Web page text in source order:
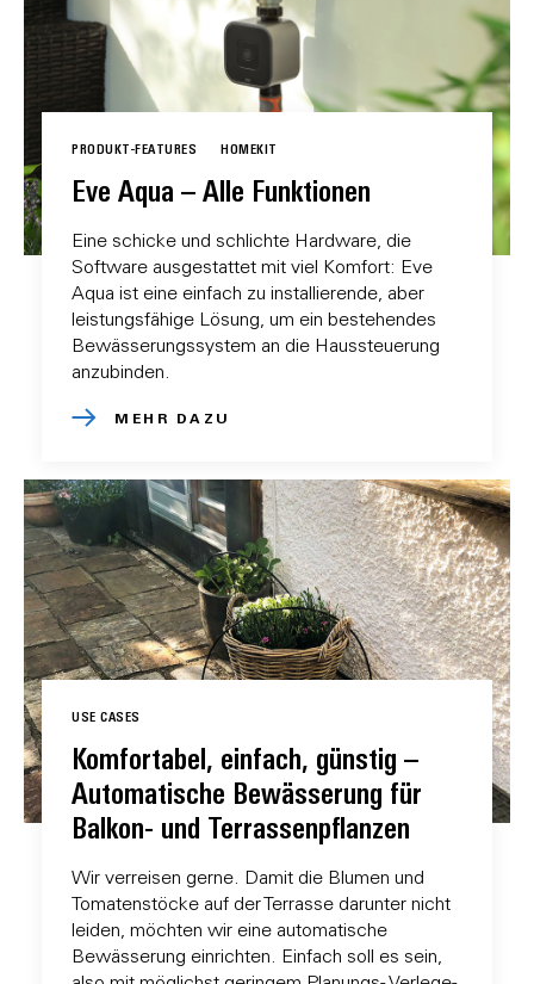
PRODUKT-FEATURES HOMEKIT
Eve Aqua – Alle Funktionen
Eine schicke und schlichte Hardware, die
Software ausgestattet mit viel Komfort: Eve
Aqua ist eine einfach zu installierende, aber
leistungsfähige Lösung, um ein bestehendes
Bewässerungssystem an die Haussteuerung
anzubinden.
MEHR DAZU
USE CASES
Komfortabel, einfach, günstig –
Automatische Bewässerung für
Balkon- und Terrassenpflanzen
Wir verreisen gerne. Damit die Blumen und
Tomatenstöcke auf der Terrasse darunter nicht
leiden, möchten wir eine automatische
Bewässerung einrichten. Einfach soll es sein,